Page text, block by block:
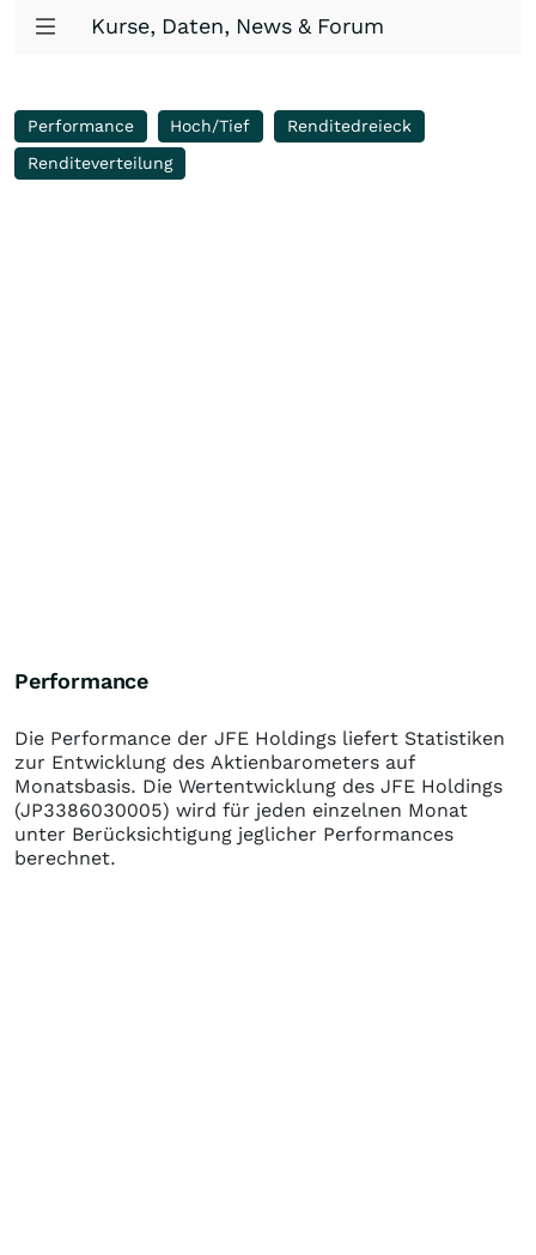
Kurse, Daten, News & Forum
Performance Hoch/Tief
Renditedreieck
Renditeverteilung
Performance
Die Performance der JFE Holdings liefert Statistiken
zur Entwicklung des Aktienbarometers auf
Monatsbasis. Die Wertentwicklung des JFE Holdings
(JP3386030005) wird für jeden einzelnen Monat
unter Berücksichtigung jeglicher Performances
berechnet.